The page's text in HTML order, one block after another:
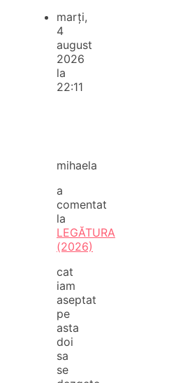
marți,
4
august
2026
la
22:11
mihaela
a
comentat
la
LEGĂTURA
(2026)
cat
iam
aseptat
pe
asta
doi
sa
se